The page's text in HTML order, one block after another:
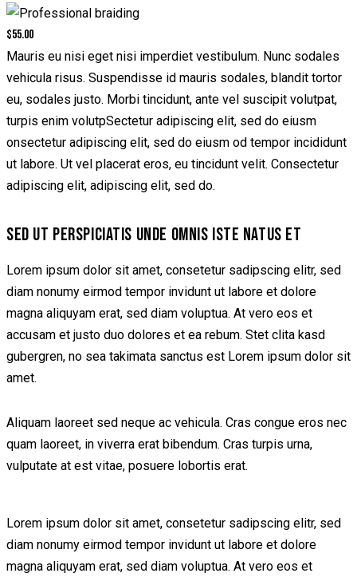
$55.00
Mauris eu nisi eget nisi imperdiet vestibulum. Nunc sodales
vehicula risus. Suspendisse id mauris sodales, blandit tortor
eu, sodales justo. Morbi tincidunt, ante vel suscipit volutpat,
turpis enim volutpSectetur adipiscing elit, sed do eiusm
onsectetur adipiscing elit, sed do eiusm od tempor incididunt
ut labore. Ut vel placerat eros, eu tincidunt velit. Consectetur
adipiscing elit, adipiscing elit, sed do.
SED UT PERSPICIATIS UNDE OMNIS ISTE NATUS ET
Lorem ipsum dolor sit amet, consetetur sadipscing elitr, sed
diam nonumy eirmod tempor invidunt ut labore et dolore
magna aliquyam erat, sed diam voluptua. At vero eos et
accusam et justo duo dolores et ea rebum. Stet clita kasd
gubergren, no sea takimata sanctus est Lorem ipsum dolor sit
amet.
Aliquam laoreet sed neque ac vehicula. Cras congue eros nec
quam laoreet, in viverra erat bibendum. Cras turpis urna,
vulputate at est vitae, posuere lobortis erat.
Lorem ipsum dolor sit amet, consetetur sadipscing elitr, sed
diam nonumy eirmod tempor invidunt ut labore et dolore
magna aliquyam erat, sed diam voluptua. At vero eos et